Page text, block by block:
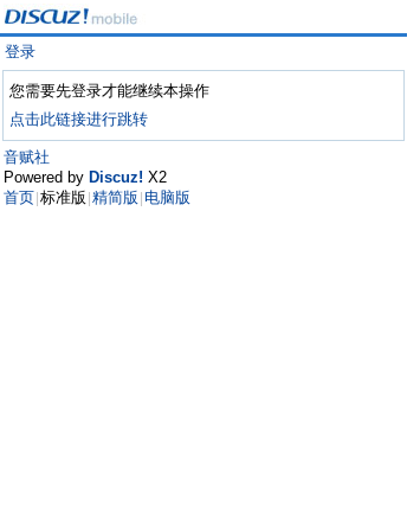
登录
您需要先登录才能继续本操作
点击此链接进行跳转
音赋社
Powered by Discuz! X2
首页 标准版 精简版 电脑版